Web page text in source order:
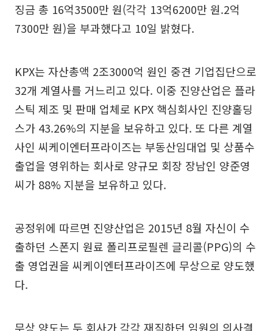
징금 총 16억3500만 원(각각 13억6200만 원.2억
7300만 원)을 부과했다고 10일 밝혔다.
KPX는 자산총액 2조3000억 원인 중견 기업집단으로
32개 계열사를 거느리고 있다. 이중 진양산업은 플라
스틱 제조 및 판매 업체로 KPX 핵심회사인 진양홀딩
스가 43.26%의 지분을 보유하고 있다. 또 다른 계열
사인 씨케이엔터프라이즈는 부동산임대업 및 상품수
출업을 영위하는 회사로 양규모 회장 장남인 양준영
씨가 88% 지분을 보유하고 있다.
공정위에 따르면 진양산업은 2015년 8월 자신이 수
출하던 스폰지 원료 폴리프로필렌 글리콜(PPG)의 수
출 영업권을 씨케이엔터프라이즈에 무상으로 양도했
다.
무상 양도는 두 회사가 각각 재직하던 임원의 의사결